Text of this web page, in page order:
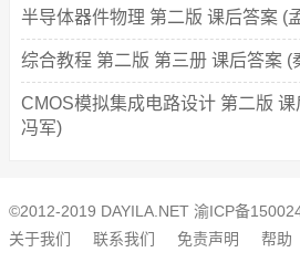
半导体器件物理 第二版 课后答案 (
综合教程 第二版 第三册 课后答案 (
CMOS模拟集成电路设计 第二版
冯军)
©2012-2019 DAYILA.NET 渝ICP备
关于我们
联系我们 免责声明 帮助